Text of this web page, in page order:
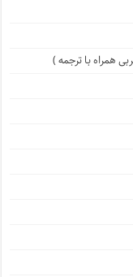
همراه با ترجمه )